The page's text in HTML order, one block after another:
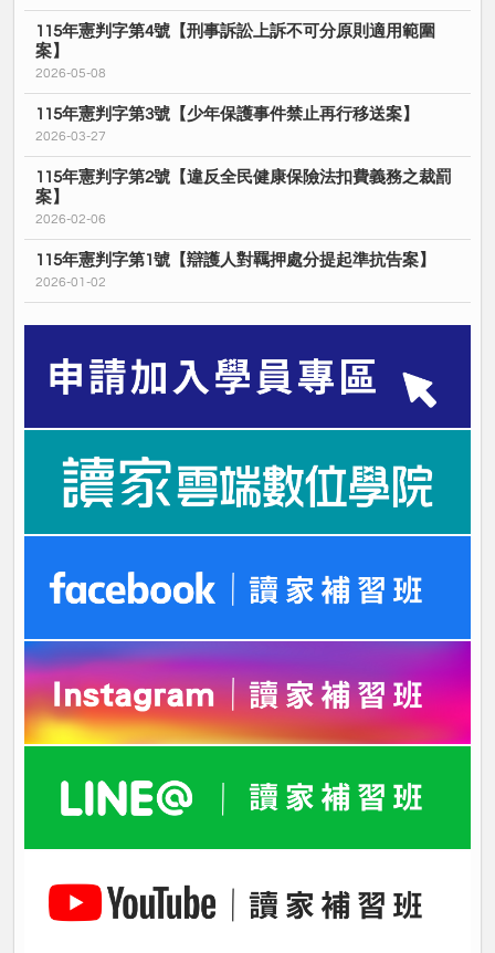
115年憲判字第4號【刑事訴訟上訴不可分原則適用範圍
案】
2026-05-08
115年憲判字第3號【少年保護事件禁止再行移送案】
2026-03-27
115年憲判字第2號【違反全民健康保險法扣費義務之裁罰
案】
2026-02-06
115年憲判字第1號【辯護人對羈押處分提起準抗告案】
2026-01-02